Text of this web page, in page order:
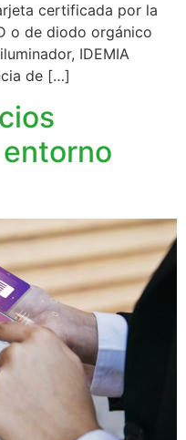
certificada por la
o de diodo orgánico
IDEMIA
de […]